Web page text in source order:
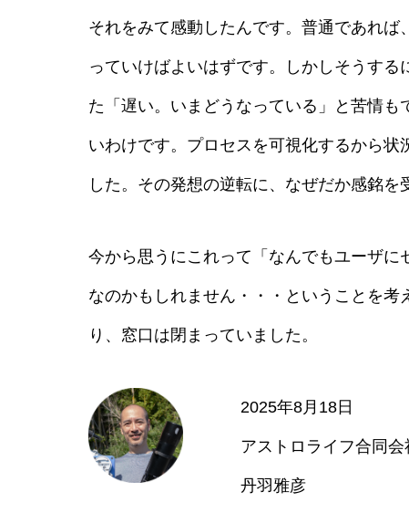
それをみて感動したんです。普通であれ
っていけばよいはずです。しかしそうす
た「遅い。いまどうなっている」と苦情
いわけです。プロセスを可視化するから
した。その発想の逆転に、なぜだか感銘を
今から思うにこれって「なんでもユーザ
なのかもしれません・・・ということを
り、窓口は閉まっていました。
2025年8月18日
アストロライフ合同
丹羽雅彦